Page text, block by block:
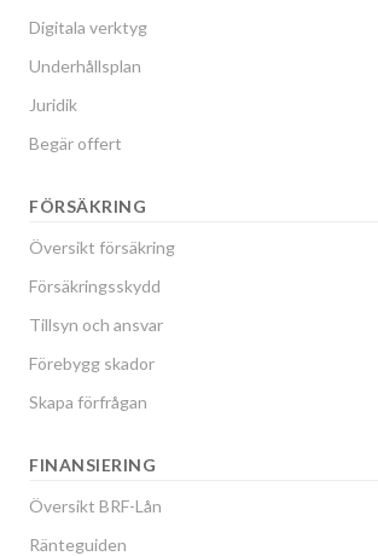
Digitala verktyg
Underhållsplan
Juridik
Begär offert
FÖRSÄKRING
Översikt försäkring
Försäkringsskydd
Tillsyn och ansvar
Förebygg skador
Skapa förfrågan
FINANSIERING
Översikt BRF-Lån
Ränteguiden